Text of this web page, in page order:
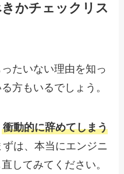
かチェックリス
たいない理由を知っ
方もいるでしょう。
衝動的に辞めてしまう
ずは、本当にエンジニ
してみてください。